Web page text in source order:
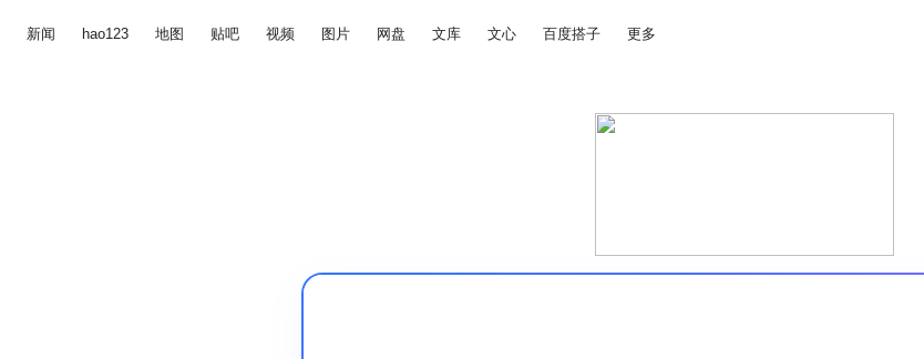
新闻 hao123 地图 贴吧 视频 图片 网盘 文库 文心 百度搭子 更多